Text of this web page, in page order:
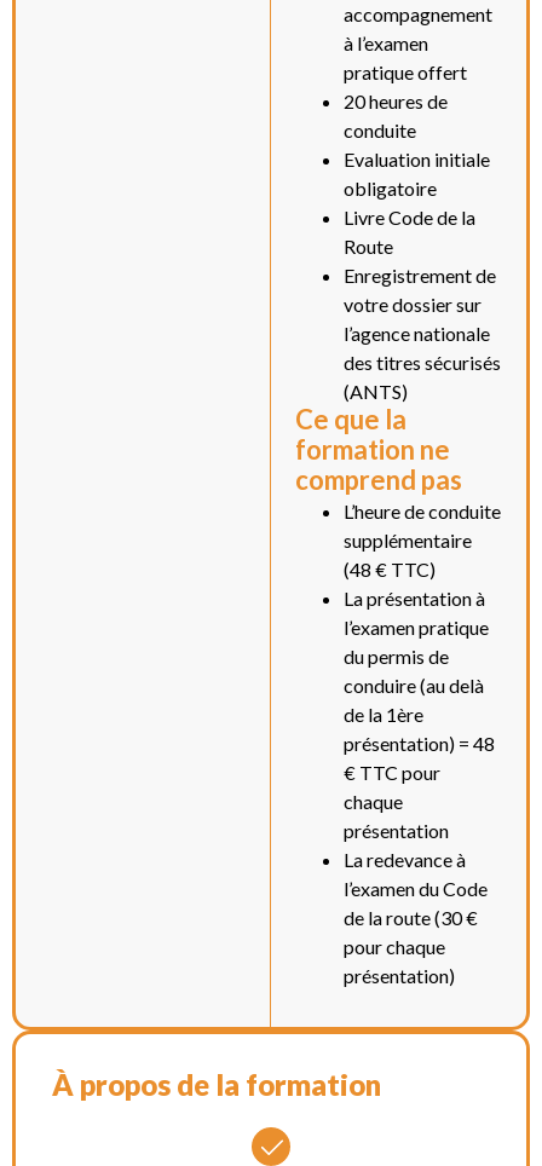
accompagnement
à l’examen
pratique offert
20 heures de
conduite
Evaluation initiale
obligatoire
Livre Code de la
Route
Enregistrement de
votre dossier sur
l’agence nationale
des titres sécurisés
(ANTS)
Ce que la
formation ne
comprend pas
L’heure de conduite
supplémentaire
(48 € TTC)
La présentation à
l’examen pratique
du permis de
conduire (au delà
de la 1ère
présentation) = 48
€ TTC pour
chaque
présentation
La redevance à
l’examen du Code
de la route (30 €
pour chaque
présentation)
À propos de la formation